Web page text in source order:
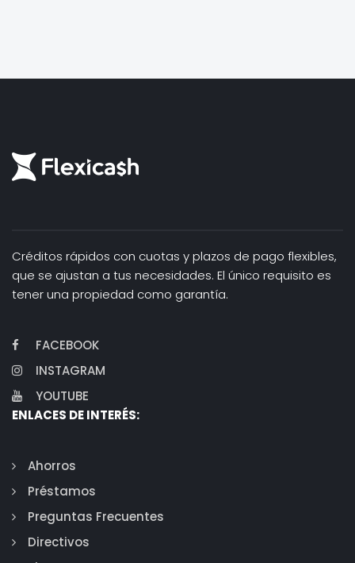
Créditos rápidos con cuotas y plazos de pago flexibles,
que se ajustan a tus necesidades. El único requisito es
tener una propiedad como garantía.
FACEBOOK
INSTAGRAM
YOUTUBE
ENLACES DE INTERÉS:
Ahorros
Préstamos
Preguntas Frecuentes
Directivos